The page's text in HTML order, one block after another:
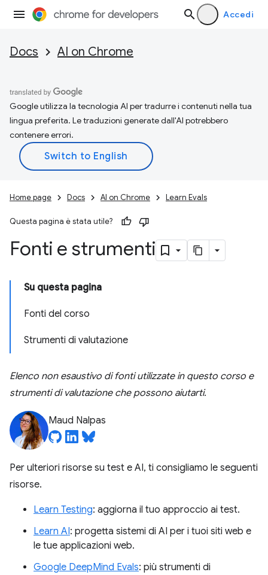
Accedi
Docs AI on Chrome
Google utilizza la tecnologia AI per tradurre i contenuti nella tua
lingua preferita. Le traduzioni generate dall'AI potrebbero
contenere errori.
Home page Docs AI on Chrome Learn Evals
Questa pagina è stata utile?
Fonti e strumenti
Su questa pagina
Fonti del corso
Strumenti di valutazione
Elenco non esaustivo di fonti utilizzate in questo corso e
strumenti di valutazione che possono aiutarti.
Maud Nalpas
Per ulteriori risorse su test e AI, ti consigliamo le seguenti
risorse.
Learn Testing: aggiorna il tuo approccio ai test.
Learn AI: progetta sistemi di AI per i tuoi siti web e
le tue applicazioni web.
Google DeepMind Evals: più strumenti di